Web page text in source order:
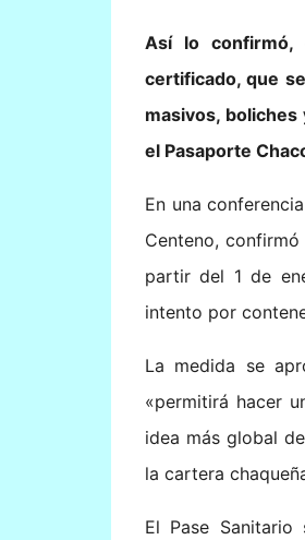
Así lo confirmó,
certificado, que
masivos,
el Pasaporte
En una
Centeno,
partir del 1 de
intento por
La medida se
«permitirá hacer
idea más global
la cartera
El Pase